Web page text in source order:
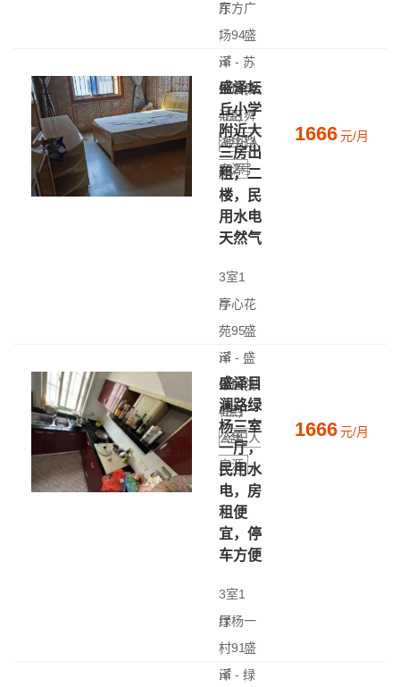
厅
|
94
㎡
|
中层(共
4层)
经纪人
房源
东方广
场
盛
泽 - 苏
州市吴
江区舜
湖中路
222号
盛泽坛
丘小学
附近大
三房出
租，二
楼，民
用水电
天然气
3室1
厅
|
95
㎡
|
中层(共
4层)
经纪人
房源
亭心花
苑
盛
泽 - 盛
泽医院
往西一
公里
1666元/月
盛泽目
澜路绿
杨三室
一厅，
民用水
电，房
租便
宜，停
车方便
3室1
厅
|
91
㎡
|
绿杨一
村
盛
泽 - 绿
1666元/月